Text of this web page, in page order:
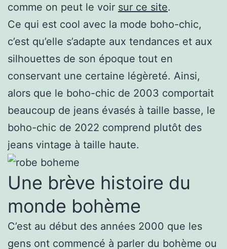
comme on peut le voir sur ce site.
Ce qui est cool avec la mode boho-chic,
c’est qu’elle s’adapte aux tendances et aux
silhouettes de son époque tout en
conservant une certaine légèreté. Ainsi,
alors que le boho-chic de 2003 comportait
beaucoup de jeans évasés à taille basse, le
boho-chic de 2022 comprend plutôt des
jeans vintage à taille haute.
Une brève histoire du
monde bohème
C’est au début des années 2000 que les
gens ont commencé à parler du bohème ou